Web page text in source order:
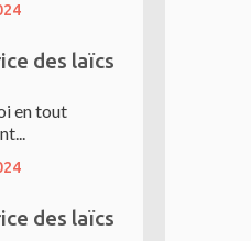
des laïcs
en tout
des laïcs